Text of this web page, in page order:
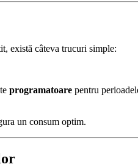
există câteva trucuri simple:
programatoare pentru
un consum optim.